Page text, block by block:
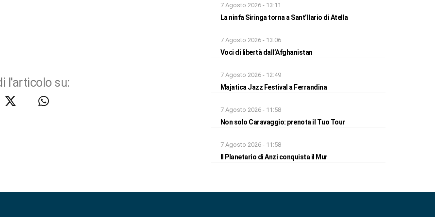
l'articolo su:
7 Agosto 2026 - 13:11
La ninfa Siringa torna a Sant’Ilario di Atella
7 Agosto 2026 - 13:06
Voci di libertà dall’Afghanistan
7 Agosto 2026 - 12:49
Majatica Jazz Festival a Ferrandina
7 Agosto 2026 - 11:58
Non solo Caravaggio: prenota il Tuo Tour
7 Agosto 2026 - 11:58
Il Planetario di Anzi conquista il Mur